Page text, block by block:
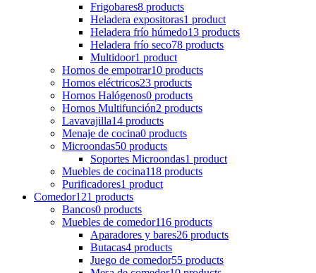
Frigobares8 products
Heladera expositoras1 product
Heladera frío húmedo13 products
Heladera frío seco78 products
Multidoor1 product
Hornos de empotrar10 products
Hornos eléctricos23 products
Hornos Halógenos0 products
Hornos Multifunción2 products
Lavavajilla14 products
Menaje de cocina0 products
Microondas50 products
Soportes Microondas1 product
Muebles de cocina118 products
Purificadores1 product
Comedor121 products
Bancos0 products
Muebles de comedor116 products
Aparadores y bares26 products
Butacas4 products
Juego de comedor55 products